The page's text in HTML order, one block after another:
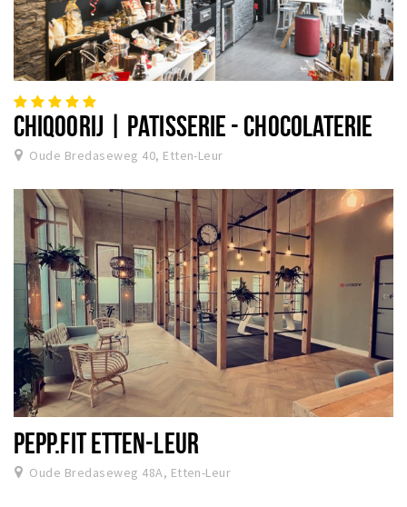
CHIQOORIJ | PATISSERIE - CHOCOLATERIE
Oude Bredaseweg 40, Etten-Leur
PEPP.FIT ETTEN-LEUR
Oude Bredaseweg 48A, Etten-Leur